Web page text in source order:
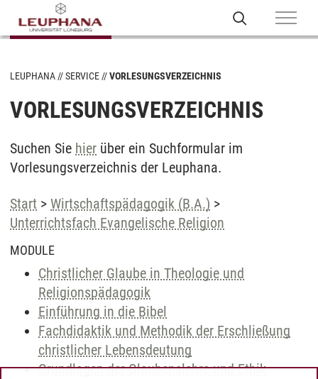
LEUPHANA SERVICE VORLESUNGSVERZEICHNIS
VORLESUNGSVERZEICHNIS
Suchen Sie hier über ein Suchformular im
Vorlesungsverzeichnis der Leuphana.
Start > Wirtschaftspädagogik (B.A.) >
Unterrichtsfach Evangelische Religion
MODULE
Christlicher Glaube in Theologie und
Religionspädagogik
Einführung in die Bibel
Fachdidaktik und Methodik der Erschließung
christlicher Lebensdeutung
Grundlagen der Glaubenslehre und Ethik